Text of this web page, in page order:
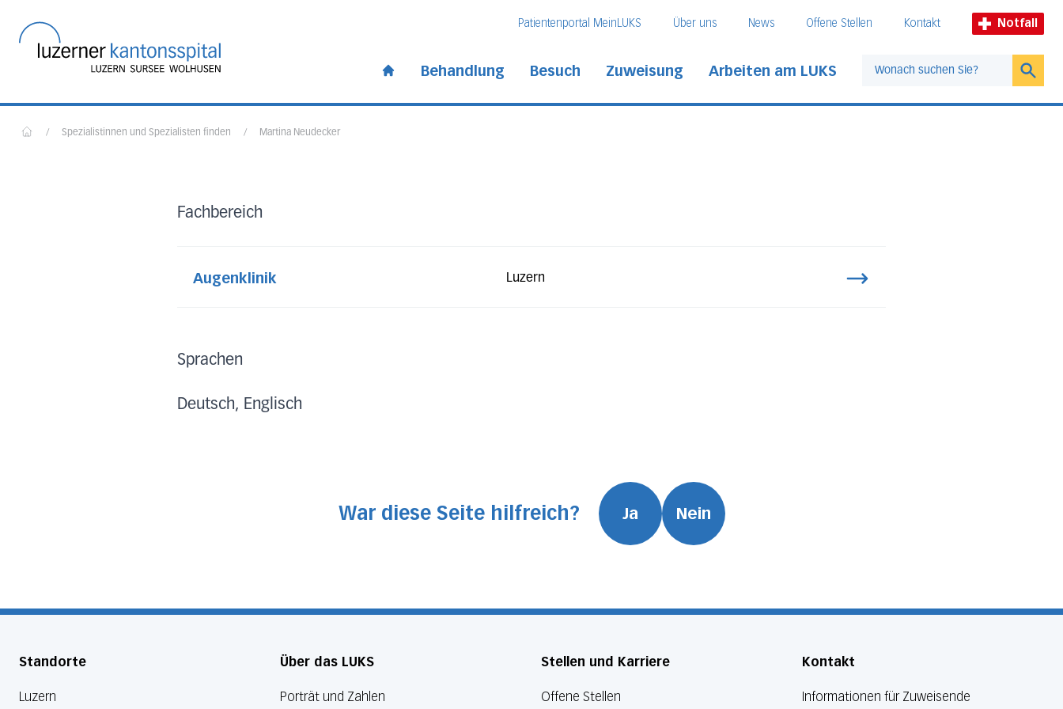
Patientenportal MeinLUKS Über uns News Offene Stellen Kontakt Notfall
Behandlung Besuch Zuweisung Arbeiten am LUKS
/ Spezialistinnen und Spezialisten finden / Martina Neudecker
Martina Neudecker
Fachbereich
Augenklinik Luzern
Sprachen
Deutsch, Englisch
War diese Seite hilfreich? Ja Nein
Standorte
Luzern
Über das LUKS
Porträt und Zahlen
Stellen und Karriere
Offene Stellen
Kontakt
Informationen für Zuweisende